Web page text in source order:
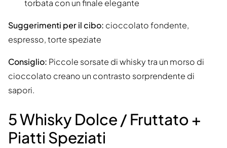
torbata con un finale elegante
Suggerimenti per il cibo: cioccolato fondente,
espresso, torte speziate
Consiglio: Piccole sorsate di whisky tra un morso di
cioccolato creano un contrasto sorprendente di
sapori.
5 Whisky Dolce / Fruttato +
Piatti Speziati